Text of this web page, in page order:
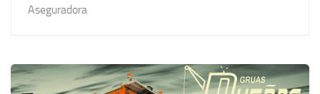
Aseguradora